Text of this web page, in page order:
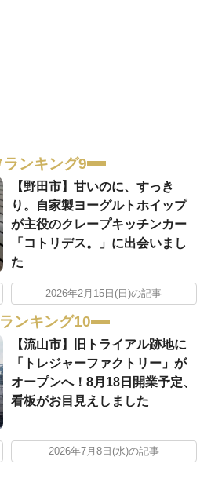
ランキング9
【野田市】甘いのに、すっき
り。自家製ヨーグルトホイップ
が主役のクレープキッチンカー
「コトリデス。」に出会いまし
た
2026年2月15日(日)の記事
ランキング10
【流山市】旧トライアル跡地に
「トレジャーファクトリー」が
オープンへ！8月18日開業予定、
看板がお目見えしました
2026年7月8日(水)の記事